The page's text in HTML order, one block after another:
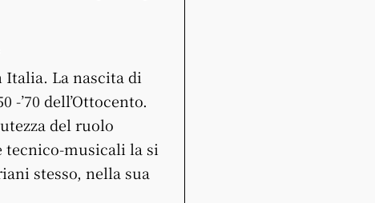
Italia. La nascita di
-’70 dell’Ottocento.
del ruolo
musicali la si
stesso, nella sua